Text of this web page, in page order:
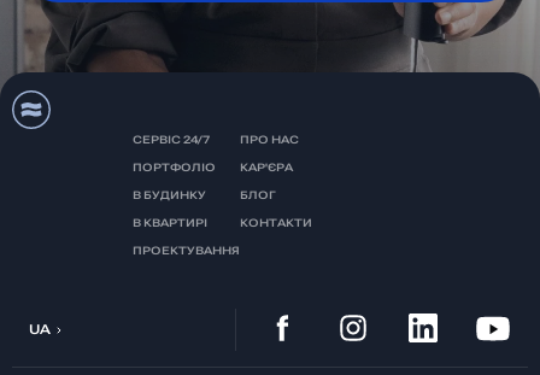
ОТРИМАТИ РІШЕННЯ
СЕРВІС 24/7
ПОРТФОЛІО
В БУДИНКУ
В КВАРТИРІ
ПРОЕКТУВАННЯ
ПРО НАС
КАР'ЄРА
БЛОГ
КОНТАКТИ
UA